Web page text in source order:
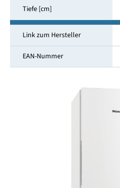
Tiefe [cm]
Link zum Hersteller
EAN-Nummer